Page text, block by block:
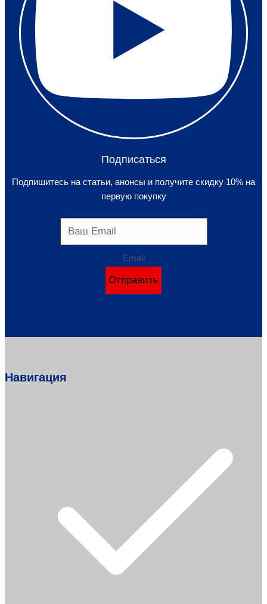
Подписаться
Подпишитесь на статьи, анонсы и получите скидку 10% на
первую покупку
Email
Отправить
Навигация